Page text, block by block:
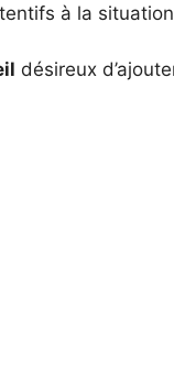
à la
désireux